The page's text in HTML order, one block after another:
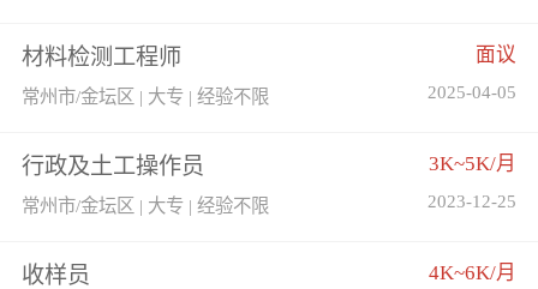
材料检测工程师 面议
常州市/金坛区 | 大专 | 经验不限 2025-04-05
行政及土工操作员 3K~5K/月
常州市/金坛区 | 大专 | 经验不限 2023-12-25
收样员 4K~6K/月